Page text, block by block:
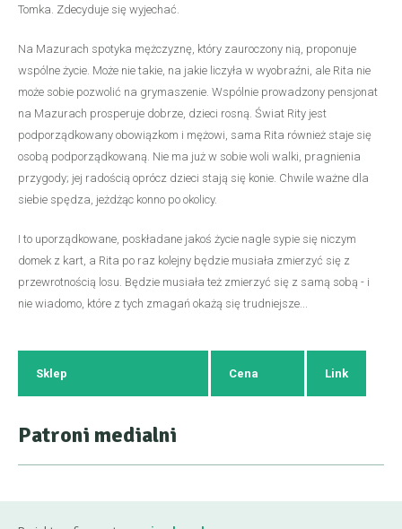
Tomka. Zdecyduje się wyjechać.
Na Mazurach spotyka mężczyznę, który zauroczony nią, proponuje
wspólne życie. Może nie takie, na jakie liczyła w wyobraźni, ale Rita nie
może sobie pozwolić na grymaszenie. Wspólnie prowadzony pensjonat
na Mazurach prosperuje dobrze, dzieci rosną. Świat Rity jest
podporządkowany obowiązkom i mężowi, sama Rita również staje się
osobą podporządkowaną. Nie ma już w sobie woli walki, pragnienia
przygody; jej radością oprócz dzieci stają się konie. Chwile ważne dla
siebie spędza, jeżdżąc konno po okolicy.
I to uporządkowane, poskładane jakoś życie nagle sypie się niczym
domek z kart, a Rita po raz kolejny będzie musiała zmierzyć się z
przewrotnością losu. Będzie musiała też zmierzyć się z samą sobą - i
nie wiadomo, które z tych zmagań okażą się trudniejsze...
Sklep Cena Link
Patroni medialni